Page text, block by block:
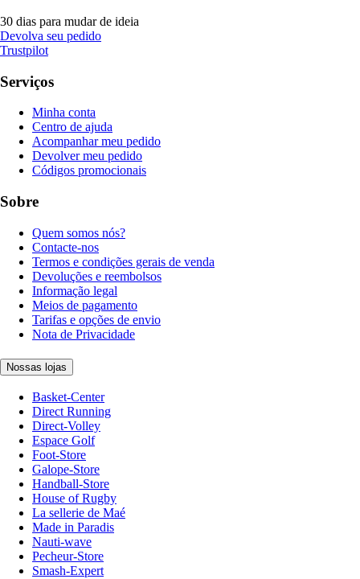
30 dias para mudar de ideia
Devolva seu pedido
Trustpilot
Serviços
Minha conta
Centro de ajuda
Acompanhar meu pedido
Devolver meu pedido
Códigos promocionais
Sobre
Quem somos nós?
Contacte-nos
Termos e condições gerais de venda
Devoluções e reembolsos
Informação legal
Meios de pagamento
Tarifas e opções de envio
Nota de Privacidade
Nossas lojas
Basket-Center
Direct Running
Direct-Volley
Espace Golf
Foot-Store
Galope-Store
Handball-Store
House of Rugby
La sellerie de Maé
Made in Paradis
Nauti-wave
Pecheur-Store
Smash-Expert